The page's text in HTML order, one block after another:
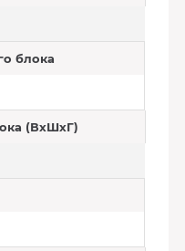
блока
(ВхШхГ)